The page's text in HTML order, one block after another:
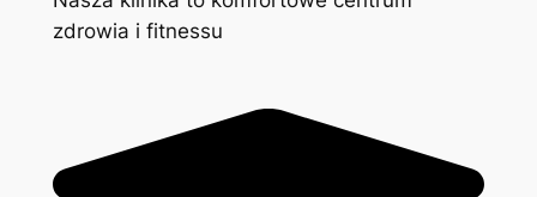
zdrowia i fitnessu